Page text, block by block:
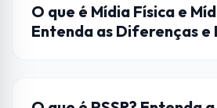
ENTRETENIMENTO
O que é Mídia Física e
Entenda as Diferenças e
HARDWARE